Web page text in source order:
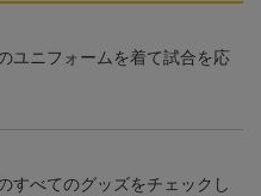
ユニフォームを着て試合を応
すべてのグッズをチェックし